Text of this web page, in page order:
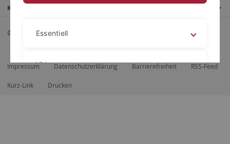
Kontaktinfo
© 2026 Eberhard Karls Universität Tübingen, Tübingen
Impressum Datenschutzerklärung Barrierefreiheit RSS-Feed
Kurz-Link Drucken
Essentiell
Videos